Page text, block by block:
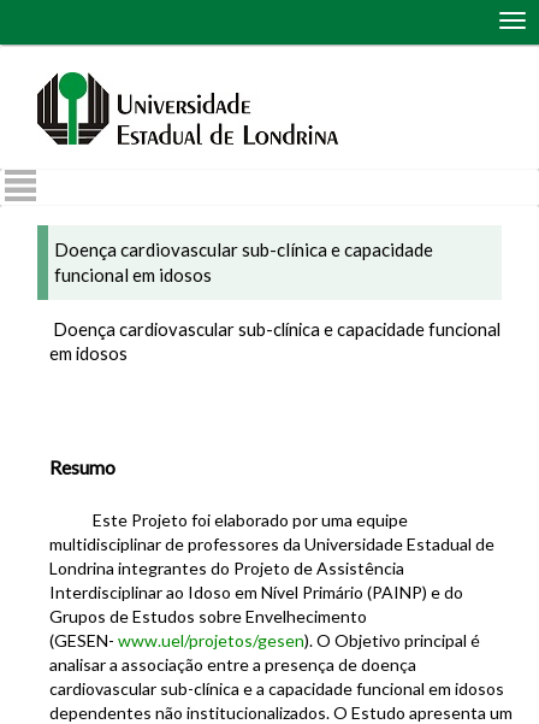
Doença cardiovascular sub-clínica e capacidade
funcional em idosos
Doença cardiovascular sub-clínica e capacidade funcional
em idosos
Resumo
Este Projeto foi elaborado por uma equipe
multidisciplinar de professores da Universidade Estadual de
Londrina integrantes do Projeto de Assistência
Interdisciplinar ao Idoso em Nível Primário (PAINP) e do
Grupos de Estudos sobre Envelhecimento
(GESEN- www.uel/projetos/gesen). O Objetivo principal é
analisar a associação entre a presença de doença
cardiovascular sub-clínica e a capacidade funcional em idosos
dependentes não institucionalizados. O Estudo apresenta um